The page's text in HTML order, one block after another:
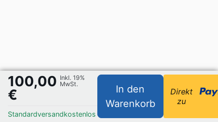
100,00
€
Inkl. 19%
MwSt.
Standardversandkostenlos
In den
Warenkorb
Direkt
zu